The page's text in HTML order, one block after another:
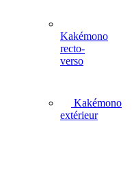
Kakémono
extérieur
Kakémono
recto-
verso